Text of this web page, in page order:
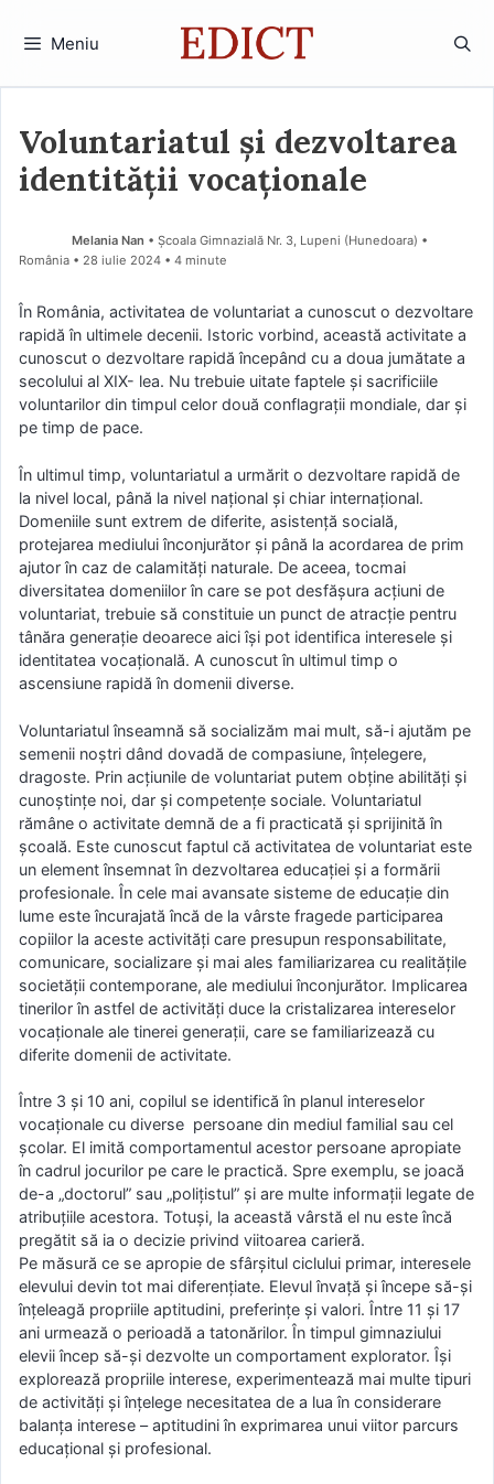
Meniu
Voluntariatul și dezvoltarea
identității vocaționale
Melania Nan • Școala Gimnazială Nr. 3, Lupeni (Hunedoara) •
România
28 iulie 2024 • 4 minute
În România, activitatea de voluntariat a cunoscut o dezvoltare
rapidă în ultimele decenii. Istoric vorbind, această activitate a
cunoscut o dezvoltare rapidă începând cu a doua jumătate a
secolului al XIX- lea. Nu trebuie uitate faptele și sacrificiile
voluntarilor din timpul celor două conflagrații mondiale, dar și
pe timp de pace.
În ultimul timp, voluntariatul a urmărit o dezvoltare rapidă de
la nivel local, până la nivel național și chiar internațional.
Domeniile sunt extrem de diferite, asistență socială,
protejarea mediului înconjurător și până la acordarea de prim
ajutor în caz de calamități naturale. De aceea, tocmai
diversitatea domeniilor în care se pot desfășura acțiuni de
voluntariat, trebuie să constituie un punct de atracție pentru
tânăra generație deoarece aici își pot identifica interesele și
identitatea vocațională. A cunoscut în ultimul timp o
ascensiune rapidă în domenii diverse.
Voluntariatul înseamnă să socializăm mai mult, să-i ajutăm pe
semenii noștri dând dovadă de compasiune, înțelegere,
dragoste. Prin acțiunile de voluntariat putem obține abilități și
cunoștințe noi, dar și competențe sociale. Voluntariatul
rămâne o activitate demnă de a fi practicată și sprĳinită în
școală. Este cunoscut faptul că activitatea de voluntariat este
un element însemnat în dezvoltarea educației și a formării
profesionale. În cele mai avansate sisteme de educație din
lume este încurajată încă de la vârste fragede participarea
copiilor la aceste activități care presupun responsabilitate,
comunicare, socializare și mai ales familiarizarea cu realitățile
societății contemporane, ale mediului înconjurător. Implicarea
tinerilor în astfel de activități duce la cristalizarea intereselor
vocaționale ale tinerei generații, care se familiarizează cu
diferite domenii de activitate.
Între 3 și 10 ani, copilul se identifică în planul intereselor
vocaționale cu diverse persoane din mediul familial sau cel
școlar. El imită comportamentul acestor persoane apropiate
în cadrul jocurilor pe care le practică. Spre exemplu, se joacă
de-a „doctorul” sau „polițistul” și are multe informații legate de
atribuțiile acestora. Totuși, la această vârstă el nu este încă
pregătit să ia o decizie privind viitoarea carieră.
Pe măsură ce se apropie de sfârșitul ciclului primar, interesele
elevului devin tot mai diferențiate. Elevul învață și începe să-și
înțeleagă propriile aptitudini, preferințe și valori. Între 11 și 17
ani urmează o perioadă a tatonărilor. În timpul gimnaziului
elevii încep să-și dezvolte un comportament explorator. Își
explorează propriile interese, experimentează mai multe tipuri
de activități și înțelege necesitatea de a lua în considerare
balanța interese – aptitudini în exprimarea unui viitor parcurs
educațional și profesional.